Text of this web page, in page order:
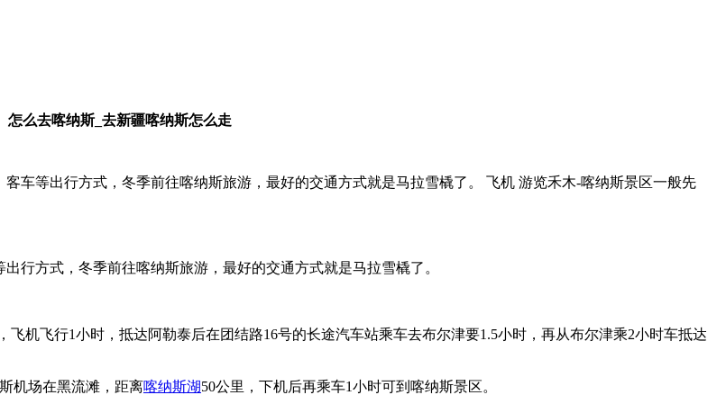
怎么去喀纳斯_去新疆喀纳斯怎么走
车等出行方式，冬季前往喀纳斯旅游，最好的交通方式就是马拉雪橇了。 飞机 游览禾木-喀纳斯景区一般先
行方式，冬季前往喀纳斯旅游，最好的交通方式就是马拉雪橇了。
，飞机飞行1小时，抵达阿勒泰后在团结路16号的长途汽车站乘车去布尔津要1.5小时，再从布尔津乘2小时车抵达
机场在黑流滩，距离喀纳斯湖50公里，下机后再乘车1小时可到喀纳斯景区。